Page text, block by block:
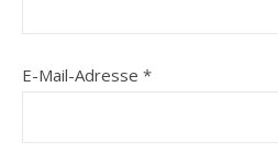
E-Mail-Adresse *